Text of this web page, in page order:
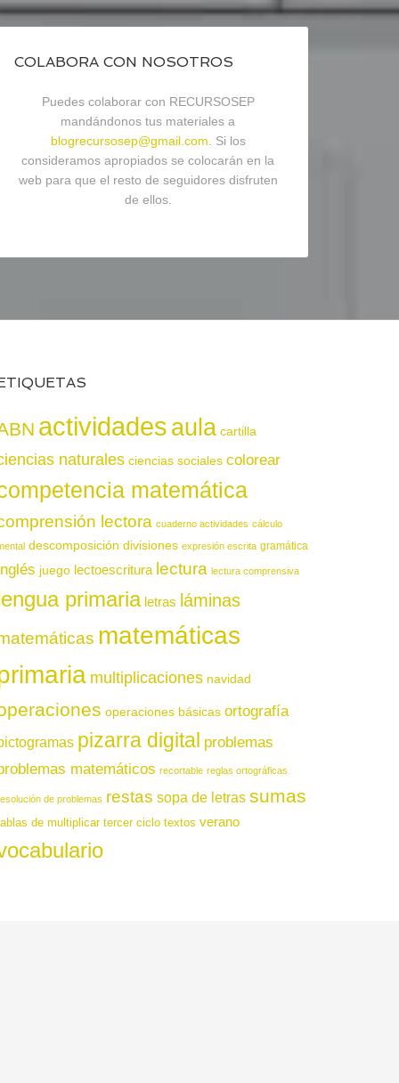
COLABORA CON NOSOTROS
Puedes colaborar con RECURSOSEP
mandándonos tus materiales a
blogrecursosep@gmail.com . Si los
consideramos apropiados se colocarán en la
web para que el resto de seguidores disfruten
de ellos.
actividadesaula cartilla
naturales ciencias sociales colorear
matemática
lectora cuaderno actividades cálculo
descomposición divisiones expresión escrita gramática
juego lectoescritura lectura lectura comprensiva
primaria letras láminas
matemáticas
multiplicaciones navidad
operaciones básicas ortografía
pizarra digital problemas
matemáticos recortable reglas ortográficas
de problemas restas sopa de letras sumas
de multiplicar tercer ciclo textos verano